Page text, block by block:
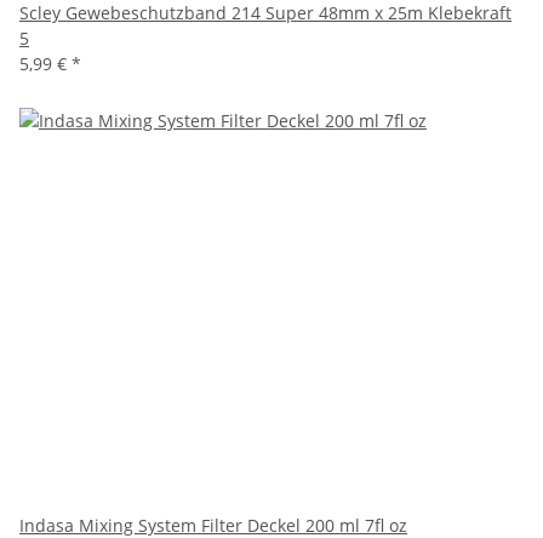
Scley Gewebeschutzband 214 Super 48mm x 25m Klebekraft
5
5,99 € *
Indasa Mixing System Filter Deckel 200 ml 7fl oz